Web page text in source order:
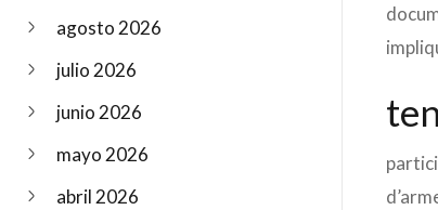
agosto 2026
julio 2026
junio 2026
mayo 2026
abril 2026